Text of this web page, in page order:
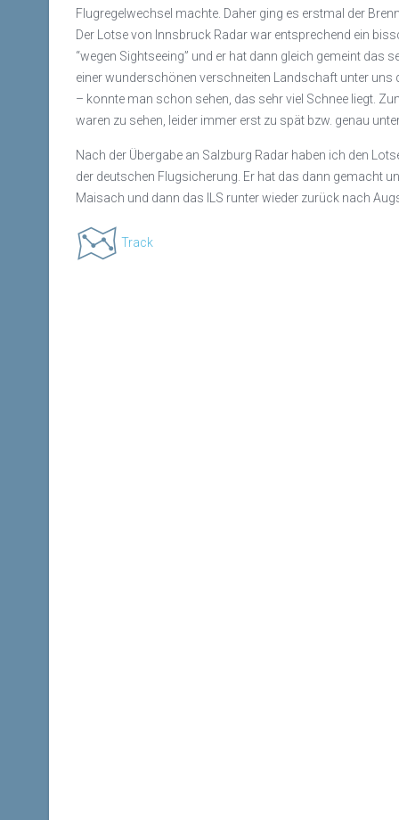
Flugregelwechsel machte. Daher ging es erstmal der
Der Lotse von Innsbruck Radar war entsprechend ein
“wegen Sightseeing” und er hat dann gleich gemeint das
einer wunderschönen verschneiten Landschaft unter uns
– konnte man schon sehen, das sehr viel Schnee liegt.
waren zu sehen, leider immer erst zu spät bzw. genau
Nach der Übergabe an Salzburg Radar haben ich den
der deutschen Flugsicherung. Er hat das dann gemacht
Maisach und dann das ILS runter wieder zurück nach
Track